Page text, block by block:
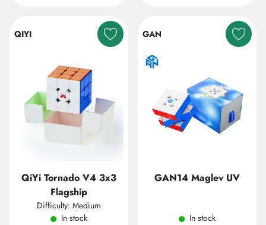
QIYI
QiYi Tornado V4 3x3
Flagship
Difficulty: Medium
In stock
GAN
GAN14 Maglev UV
In stock